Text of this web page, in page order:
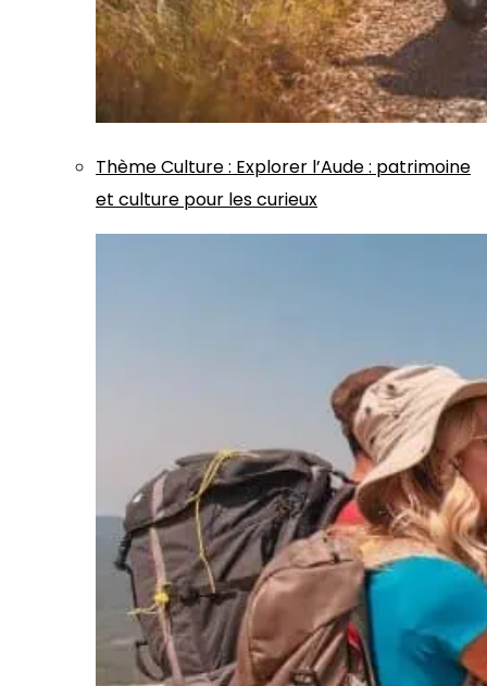
ThèmeCulture: Explorer l’Aude : patrimoine
et culture pour les curieux